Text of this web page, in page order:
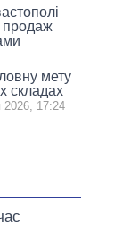
продаж
мету
складах
2026, 17:24